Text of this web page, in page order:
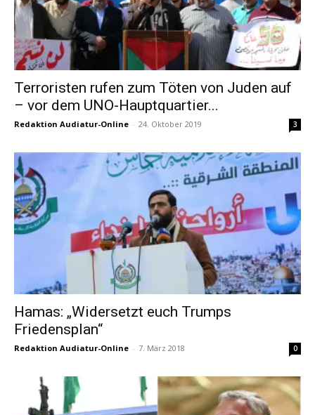
Terroristen rufen zum Töten von Juden auf
– vor dem UNO-Hauptquartier...
Redaktion Audiatur-Online - 24. Oktober 2019 3
Hamas: „Widersetzt euch Trumps
Friedensplan“
Redaktion Audiatur-Online - 7. März 2018 0